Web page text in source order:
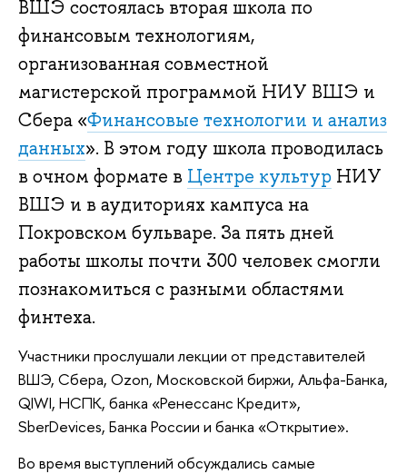
ВШЭ состоялась вторая школа по
финансовым технологиям,
организованная совместной
магистерской программой НИУ ВШЭ и
Сбера «Финансовые технологии и анализ
данных». В этом году школа проводилась
в очном формате в Центре культур НИУ
ВШЭ и в аудиториях кампуса на
Покровском бульваре. За пять дней
работы школы почти 300 человек смогли
познакомиться с разными областями
финтеха.
Участники прослушали лекции от представителей
ВШЭ, Сбера, Ozon, Московской биржи, Альфа-Банка,
QIWI, НСПК, банка «Ренессанс Кредит»,
SberDevices, Банка России и банка «Открытие».
Во время выступлений обсуждались самые